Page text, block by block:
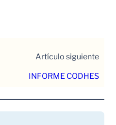
Artículo siguiente
INFORME CODHES